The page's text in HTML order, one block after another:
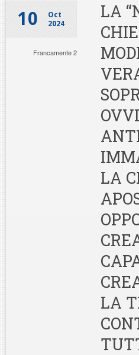
10
Oct
2024
Francamente 2
LA
LA
LA